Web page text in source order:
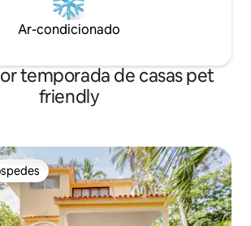
Ar-condicionado
temporada de casas pet
friendly